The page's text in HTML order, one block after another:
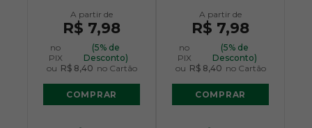
R$ 7,98
no
PIX
(5% de
Desconto)
ou R$ 8,40 no Cartão
COMPRAR
R$ 7,98
no
PIX
(5% de
Desconto)
ou R$ 8,40 no Cartão
COMPRAR